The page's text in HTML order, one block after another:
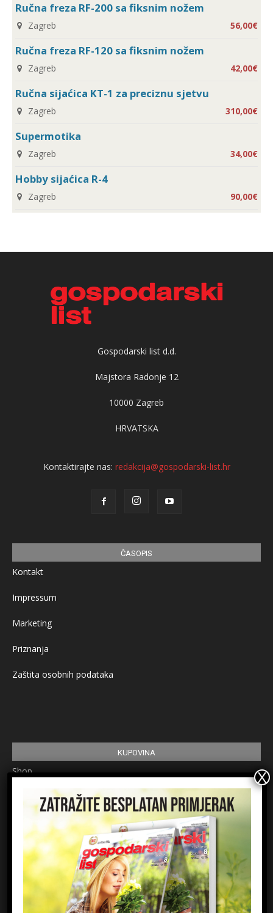
Ručna freza RF-200 sa fiksnim nožem
Zagreb 56,00€
Ručna freza RF-120 sa fiksnim nožem
Zagreb 42,00€
Ručna sijaćica KT-1 za preciznu sjetvu
Zagreb 310,00€
Supermotika
Zagreb 34,00€
Hobby sijaćica R-4
Zagreb 90,00€
Gospodarski list d.d.
Majstora Radonje 12
10000 Zagreb
HRVATSKA
Kontaktirajte nas: redakcija@gospodarski-list.hr
ČASOPIS
Kontakt
Impressum
Marketing
Priznanja
Zaštita osobnih podataka
KUPOVINA
Shop
Pretplata
Uvjeti korištenja
Prijavite se na newsletter